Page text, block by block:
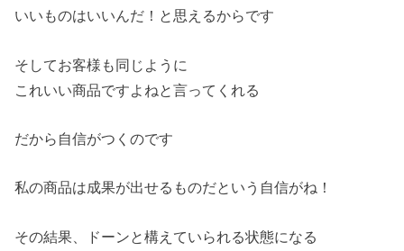
いいものはいいんだ！と思えるからです
そしてお客様も同じように
これいい商品ですよねと言ってくれる
だから自信がつくのです
私の商品は成果が出せるものだという自信がね！
その結果、ドーンと構えていられる状態になる